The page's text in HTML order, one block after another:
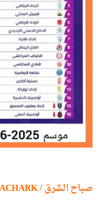
صباح الشرق / SABAHACHARK